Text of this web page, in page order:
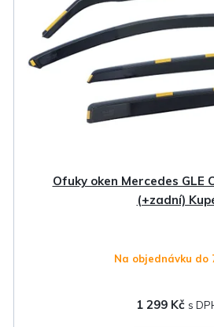
Ofuky oken Mercedes GLE
(+zadní)
Na objednávku do
1 299 Kč